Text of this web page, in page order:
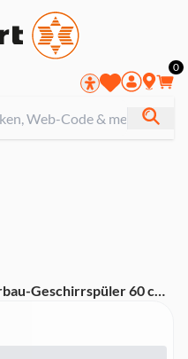
0
Geschirrspüler 60 cm